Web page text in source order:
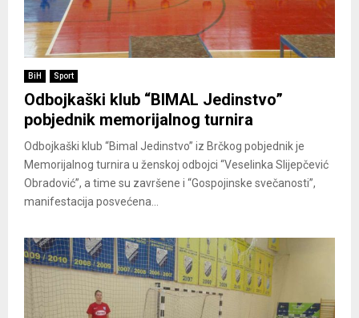
BiH Sport
Odbojkaški klub “BIMAL Jedinstvo”
pobjednik memorijalnog turnira
Odbojkaški klub “Bimal Jedinstvo” iz Brčkog pobjednik je
Memorijalnog turnira u ženskoj odbojci “Veselinka Slijepčević
Obradović”, a time su završene i “Gospojinske svečanosti”,
manifestacija posvećena...